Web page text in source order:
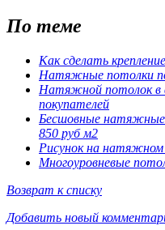
По теме
Как сделать
Натяжные потолки
Натяжной потолок в
покупателей
Бесшовные
850 руб м2
Рисунок на натяжном
Многоуровневые
Возврат к списку
Добавить новый